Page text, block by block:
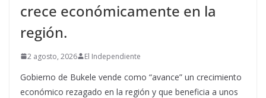
crece económicamente en la
región.
2 agosto, 2026 El Independiente
Gobierno de Bukele vende como “avance” un crecimiento
económico rezagado en la región y que beneficia a unos